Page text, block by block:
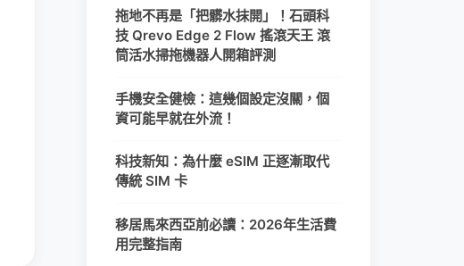
拖地不再是「把髒水抹開」！石頭科
技 Qrevo Edge 2 Flow 搖滾天王 滾
筒活水掃拖機器人開箱評測
手機安全健檢：這幾個設定沒關，個
資可能早就在外流！
科技新知：為什麼 eSIM 正逐漸取代
傳統 SIM 卡
移居馬來西亞前必讀：2026年生活費
用完整指南